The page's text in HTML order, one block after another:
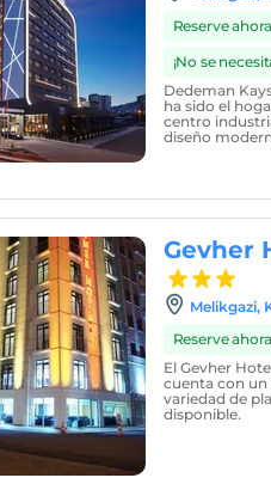
Reserve
¡No se
Dedeman
ha sido el
centro
diseño
Gevher
Melikgazi,
Reserve
El Gevher
cuenta con un
variedad de
disponible.